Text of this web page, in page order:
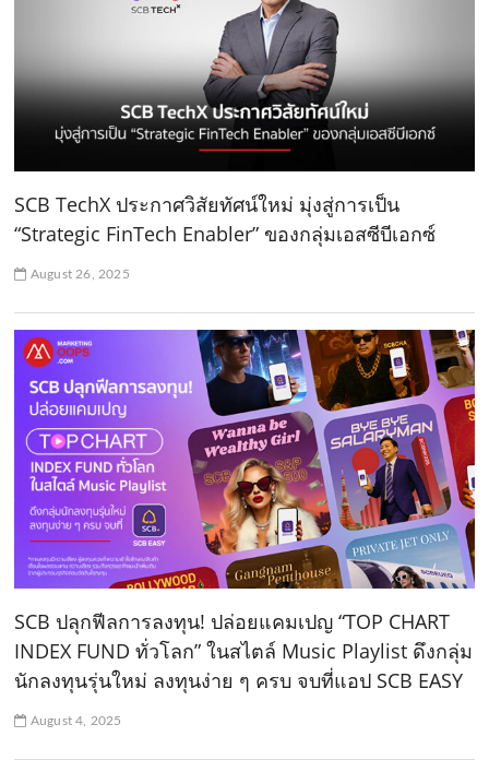
SCB TechX ประกาศวิสัยทัศน์ใหม่ มุ่งสู่การเป็น
“Strategic FinTech Enabler” ของกลุ่มเอสซีบีเอกซ์
August 26, 2025
SCB ปลุกฟีลการลงทุน! ปล่อยแคมเปญ “TOP CHART
INDEX FUND ทั่วโลก” ในสไตล์ Music Playlist ดึงกลุ่ม
นักลงทุนรุ่นใหม่ ลงทุนง่าย ๆ ครบ จบที่แอป SCB EASY
August 4, 2025